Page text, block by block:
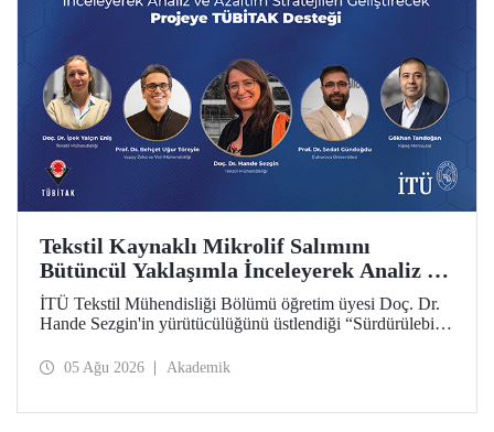
Tekstil Kaynaklı Mikrolif Salımını
Bütüncül Yaklaşımla İnceleyerek Analiz ve
Azaltım Stratejileri Geliştirecek Projeye
TÜBİTAK Desteği
İTÜ Tekstil Mühendisliği Bölümü öğretim üyesi Doç. Dr.
Hande Sezgin'in yürütücülüğünü üstlendiği “Sürdürülebilir
Koşullarına Bağlı Mikrolif Salımı: Aşınma, UV Maruziyeti
05 Ağu 2026 Akademik